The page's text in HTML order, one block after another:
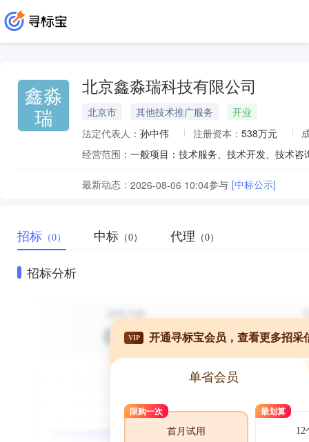
鑫淼
瑞
北京鑫淼瑞科技有限公司
北京市 其他技术推广服务
开业
法定代表人： 孙中伟 注册资本： 538万元
经营范围：
最新动态： 2026-08-06 10:04参与 [中标公示]
招标 （0） 中标 （0） 代理 （0）
招标分析
VIP 开通寻标宝会员，查看更多招采
单省会员
限购一次
首月试用
最划算
12